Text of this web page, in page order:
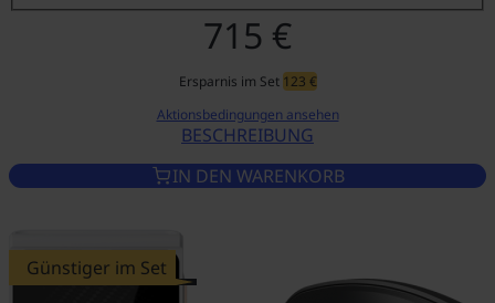
BESCHREIBUNGVASCO TRANSLATOR V4
715 €
Ersparnis im Set 123 €
Aktionsbedingungen ansehen
IN DEN WARENKORB
Günstiger im Set